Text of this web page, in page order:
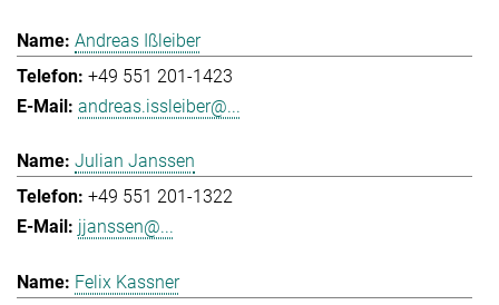
Andreas Ißleiber
+49 551 201-1423
andreas.issleiber@...
Julian Janssen
+49 551 201-1322
jjanssen@...
Felix Kassner